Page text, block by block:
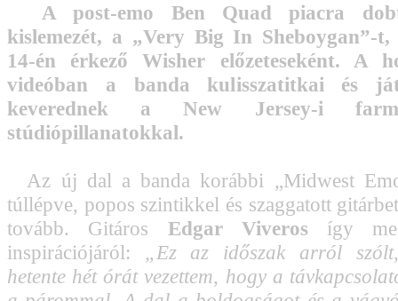
A post-emo Ben Quad piacra
kislemezét, a „Very Big In Sheboygan”-
14-én érkező Wisher előzeteseként. A
videóban a banda kulisszatitkai és
keverednek a New Jersey-i
stúdiópillanatokkal.
Az új dal a banda korábbi „Midwest
túllépve, popos szintikkel és szaggatott
tovább. Gitáros Edgar Viveros így
inspirációjáról: „Ez az időszak arról
hetente hét órát vezettem, hogy a